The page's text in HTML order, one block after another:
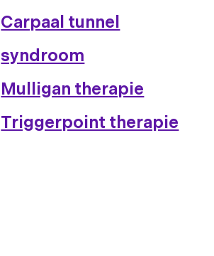
Carpaal tunnel
syndroom
Mulligan therapie
Triggerpoint therapie